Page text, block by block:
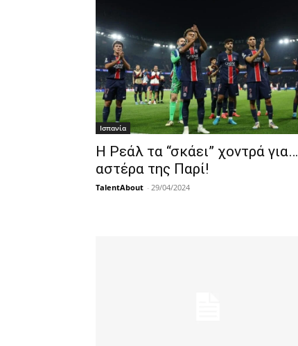
Ισπανία
Η Ρεάλ τα “σκάει” χοντρά για…
αστέρα της Παρί!
TalentAbout - 29/04/2024